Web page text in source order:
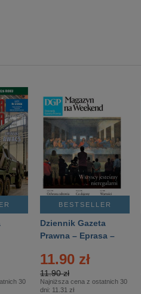
30
BESTSELLER
Dziennik Gazeta
Prawna – Eprasa –
11.90 zł
11.90 zł
Najniższa cena z ostatnich 30
dni: 11.31 zł